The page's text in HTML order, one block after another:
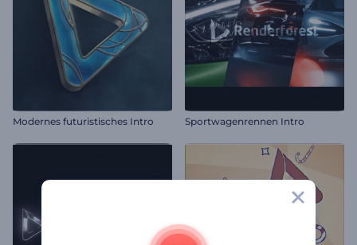
Modernes futuristisches Intro Sportwagenrennen Intro